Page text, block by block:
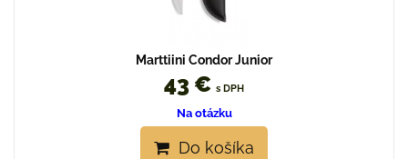
Marttiini Condor Junior
43 € s DPH
Na otázku
Do košíka